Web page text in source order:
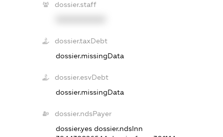
dossier.staff
dossier.taxDebt
dossier.missingData
dossier.esvDebt
dossier.missingData
dossier.ndsPayer
dossier.yes dossier.ndsInn